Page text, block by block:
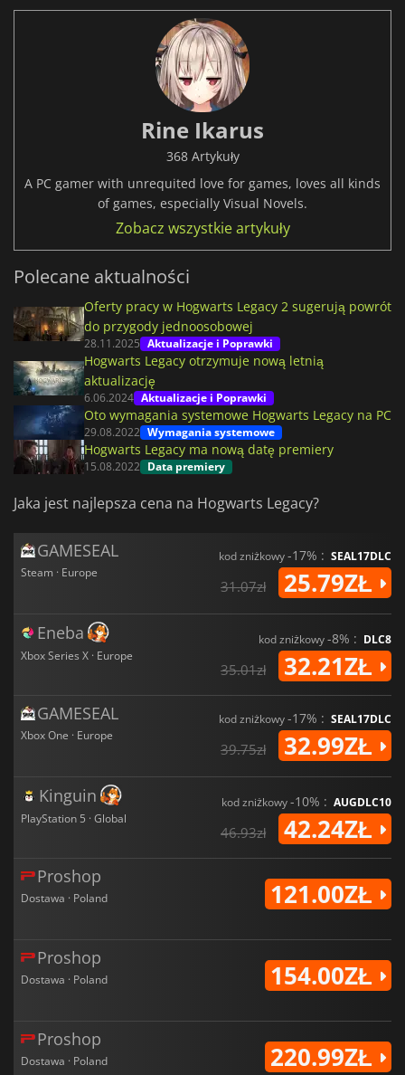
Rine Ikarus
368 Artykuły
A PC gamer with unrequited love for games, loves all kinds
of games, especially Visual Novels.
Zobacz wszystkie artykuły
Polecane aktualności
Oferty pracy w Hogwarts Legacy 2 sugerują powrót
do przygody jednoosobowej
28.11.2025 Aktualizacje i Poprawki
Hogwarts Legacy otrzymuje nową letnią
aktualizację
6.06.2024 Aktualizacje i Poprawki
Oto wymagania systemowe Hogwarts Legacy na PC
29.08.2022 Wymagania systemowe
Hogwarts Legacy ma nową datę premiery
15.08.2022 Data premiery
Jaka jest najlepsza cena na Hogwarts Legacy?
GAMESEAL
Steam · Europe
kod zniżkowy-17% : SEAL17DLC
31.07zł 25.79ZŁ
Eneba
Xbox Series X · Europe
kod zniżkowy-8% : DLC8
35.01zł 32.21ZŁ
GAMESEAL
Xbox One · Europe
kod zniżkowy-17% : SEAL17DLC
39.75zł 32.99ZŁ
Kinguin
PlayStation 5 · Global
kod zniżkowy-10% : AUGDLC10
46.93zł 42.24ZŁ
Proshop
Dostawa · Poland 121.00ZŁ
Proshop
Dostawa · Poland 154.00ZŁ
Proshop
Dostawa · Poland 220.99ZŁ